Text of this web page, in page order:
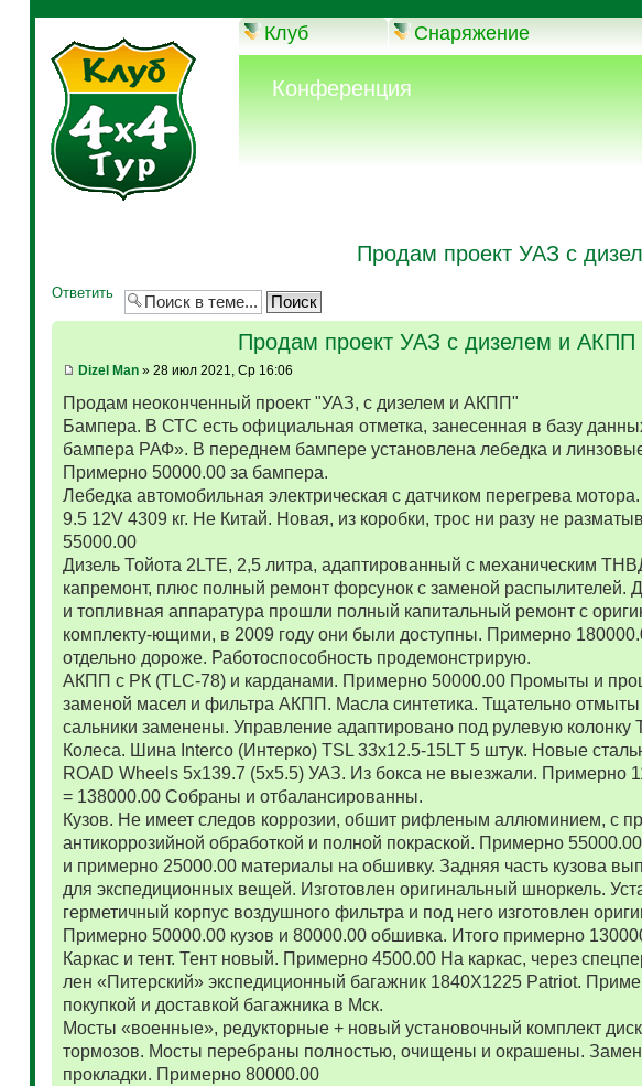
Клуб Снаряжение
Конференция
Продам проект УАЗ с
Ответить
Продам проект УАЗ с дизелем и АКПП
Dizel Man» 28 июл 2021, Ср 16:06
Продам неоконченный проект "УАЗ, с дизелем и АКПП"
Бампера. В СТС есть официальная отметка, занесенная в базу
бампера РАФ». В переднем бампере установлена лебедка и
Примерно 50000.00 за бампера.
Лебедка автомобильная электрическая с датчиком перегрева
9.5 12V 4309 кг. Не Китай. Новая, из коробки, трос ни разу не
55000.00
Дизель Тойота 2LTE, 2,5 литра, адаптированный с механическим
капремонт, плюс полный ремонт форсунок с заменой распылителей.
и топливная аппаратура прошли полный капитальный ремонт с
комплекту-ющими, в 2009 году они были доступны. Примерно
отдельно дороже. Работоспособность продемонстрирую.
АКПП с РК (TLC-78) и карданами. Примерно 50000.00 Промыты и
заменой масел и фильтра АКПП. Масла синтетика. Тщательно
сальники заменены. Управление адаптировано под рулевую колонку
Колеса. Шина Interco (Интерко) TSL 33x12.5-15LT 5 штук. Новые
ROAD Wheels 5x139.7 (5x5.5) УАЗ. Из бокса не выезжали. Примерно
= 138000.00 Собраны и отбалансированны.
Кузов. Не имеет следов коррозии, обшит рифленым аллюминием, с
антикоррозийной обработкой и полной покраской. Примерно
и примерно 25000.00 материалы на обшивку. Задняя часть кузова
для экспедиционных вещей. Изготовлен оригинальный шноркель.
герметичный корпус воздушного фильтра и под него изготовлен
Примерно 50000.00 кузов и 80000.00 обшивка. Итого примерно
Каркас и тент. Тент новый. Примерно 4500.00 На каркас, через
лен «Питерский» экспедиционный багажник 1840Х1225 Patriot.
покупкой и доставкой багажника в Мск.
Мосты «военные», редукторные + новый установочный комплект
тормозов. Мосты перебраны полностью, очищены и окрашены.
прокладки. Примерно 80000.00